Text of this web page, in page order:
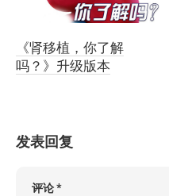
《肾移植，你了解
吗？》升级版本
发表回复
评论*